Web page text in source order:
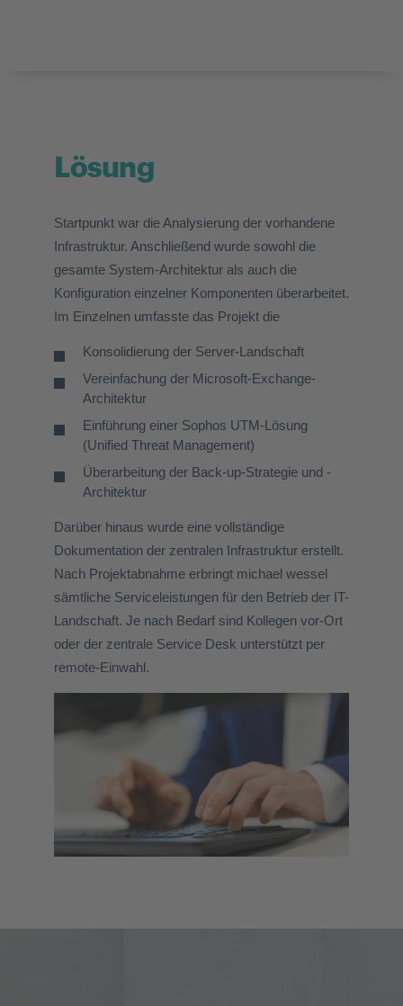
Lösung
Startpunkt war die Analysierung der vorhandene
Infrastruktur. Anschließend wurde sowohl die
gesamte System-Architektur als auch die
Konfiguration einzelner Komponenten überarbeitet.
Im Einzelnen umfasste das Projekt die
Konsolidierung der Server-Landschaft
Vereinfachung der Microsoft-Exchange-
Architektur
Einführung einer Sophos UTM-Lösung
(Unified Threat Management)
Überarbeitung der Back-up-Strategie und -
Architektur
Darüber hinaus wurde eine vollständige
Dokumentation der zentralen Infrastruktur erstellt.
Nach Projektabnahme erbringt michael wessel
sämtliche Serviceleistungen für den Betrieb der IT-
Landschaft. Je nach Bedarf sind Kollegen vor-Ort
oder der zentrale Service Desk unterstützt per
remote-Einwahl.